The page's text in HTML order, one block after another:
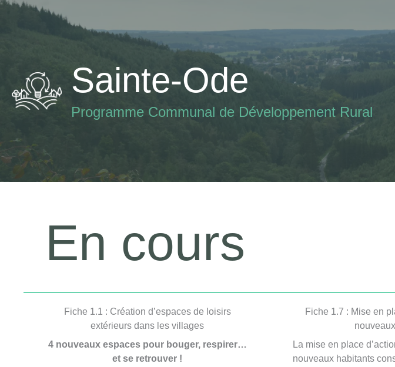
Aller
Sainte-Ode
Programme Communal de Développement Rural
En cours
Fiche 1.1 : Création d’espaces de loisirs
extérieurs dans les villages
4 nouveaux espaces pour bouger, respirer…
et se retrouver !
Fiche 1.7 : Mise en
La mise en place
nouveaux habitants